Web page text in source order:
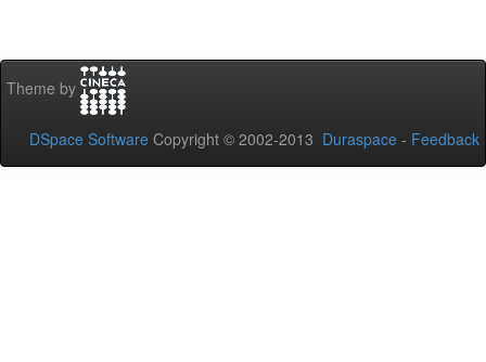
Theme by
DSpace Software Copyright © 2002-2013 Duraspace - Feedback